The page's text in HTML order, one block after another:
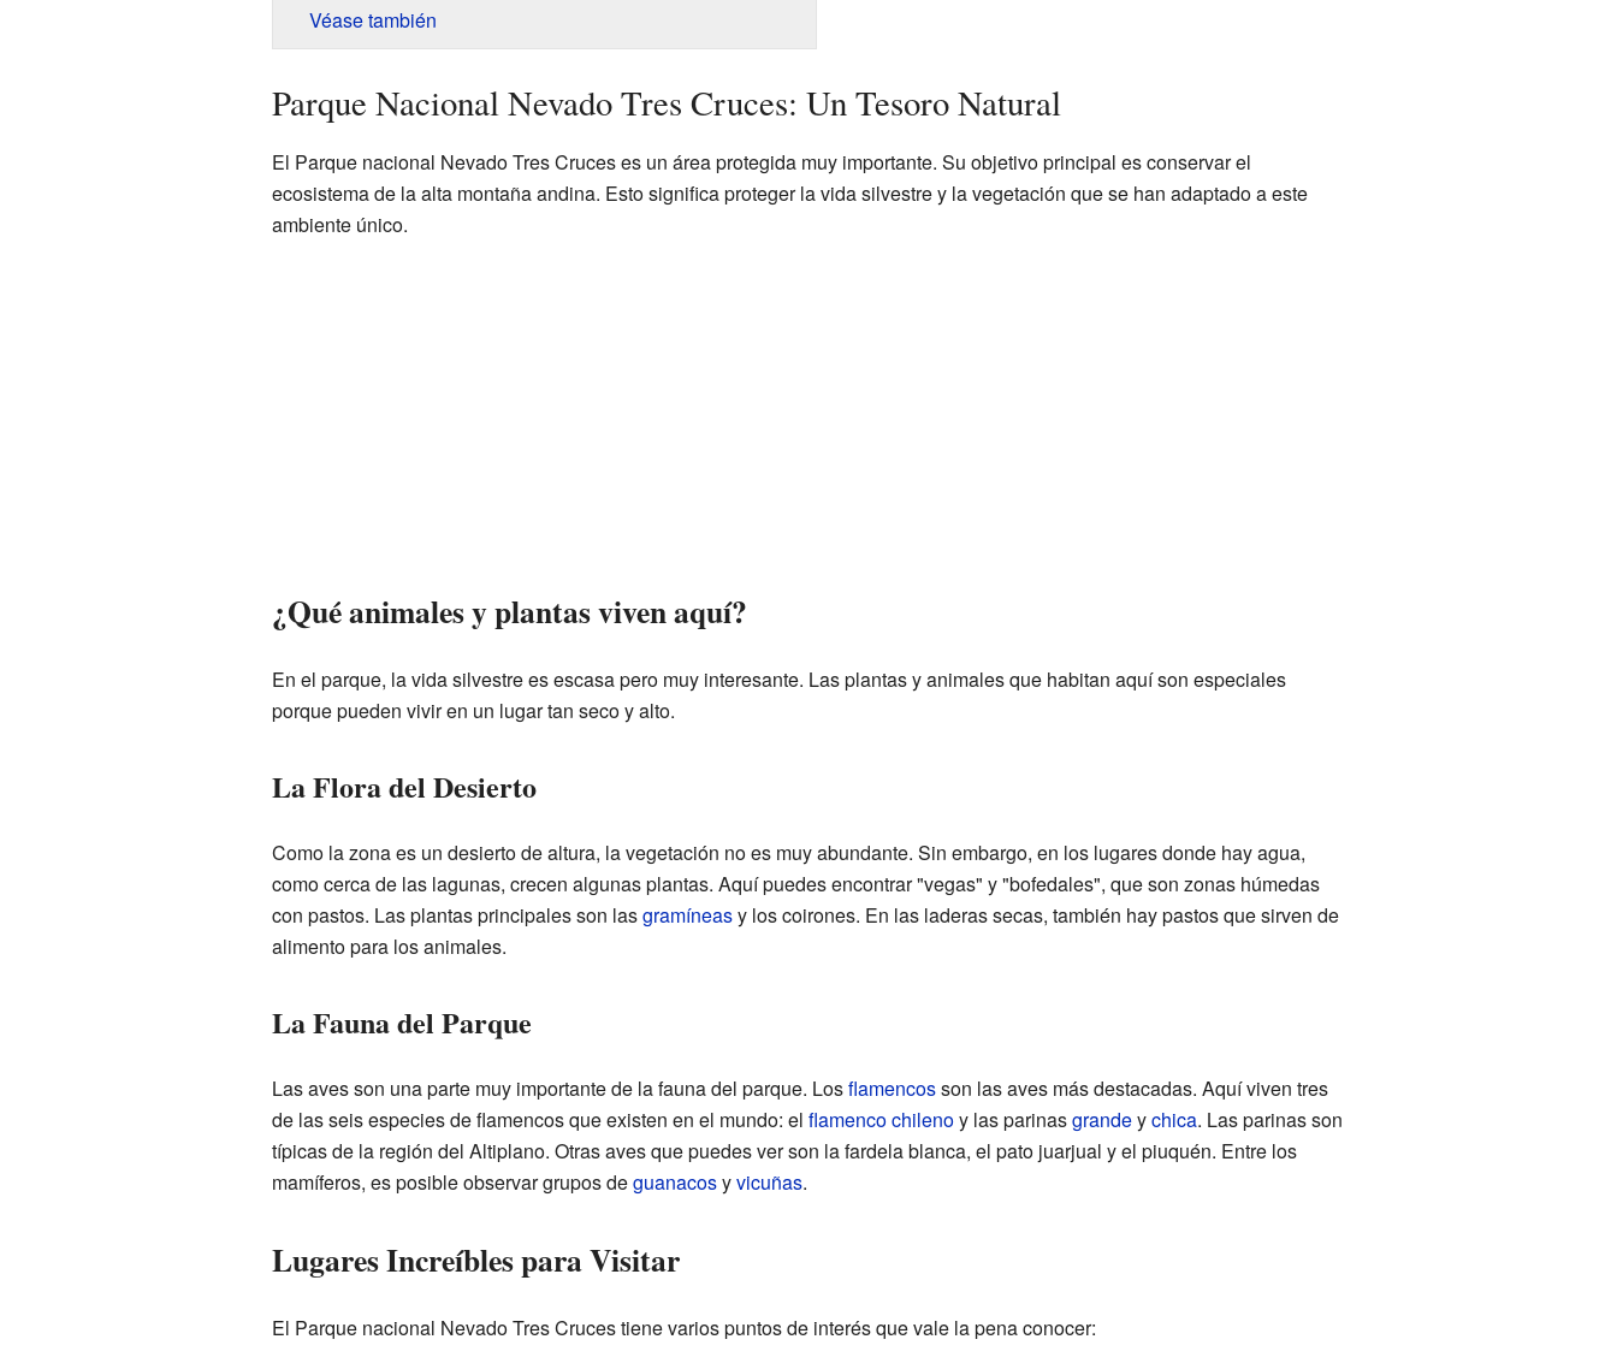
Véase también
Parque Nacional Nevado Tres Cruces: Un Tesoro Natural
El Parque nacional Nevado Tres Cruces es un área protegida muy importante. Su objetivo principal es conservar el
ecosistema de la alta montaña andina. Esto significa proteger la vida silvestre y la vegetación que se han adaptado a este
ambiente único.
¿Qué animales y plantas viven aquí?
En el parque, la vida silvestre es escasa pero muy interesante. Las plantas y animales que habitan aquí son especiales
porque pueden vivir en un lugar tan seco y alto.
La Flora del Desierto
Como la zona es un desierto de altura, la vegetación no es muy abundante. Sin embargo, en los lugares donde hay agua,
como cerca de las lagunas, crecen algunas plantas. Aquí puedes encontrar "vegas" y "bofedales", que son zonas húmedas
con pastos. Las plantas principales son lasgramíneasy los coirones. En las laderas secas, también hay pastos que sirven de
alimento para los animales.
La Fauna del Parque
Las aves son una parte muy importante de la fauna del parque. Losflamencosson las aves más destacadas. Aquí viven tres
de las seis especies de flamencos que existen en el mundo: el flamenco chilenoy las parinasgrandeychica. Las parinas son
típicas de la región del Altiplano. Otras aves que puedes ver son la fardela blanca, el pato juarjual y el piuquén. Entre los
mamíferos, es posible observar grupos deguanacosyvicuñas.
Lugares Increíbles para Visitar
El Parque nacional Nevado Tres Cruces tiene varios puntos de interés que vale la pena conocer: